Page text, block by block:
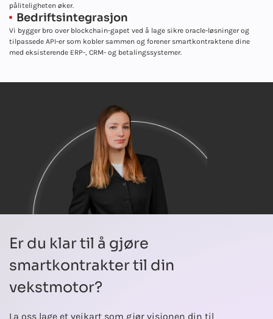
påliteligheten øker.
Bedriftsintegrasjon
Vi bygger bro over blockchain-gapet ved å lage sikre oracle-løsninger og
tilpassede API-er som kobler sammen og forener smartkontraktene dine
med eksisterende ERP-, CRM- og betalingssystemer.
Er du klar til å gjøre
smartkontrakter til din
vekstmotor?
La oss lage et veikart som gjør visjonen din til